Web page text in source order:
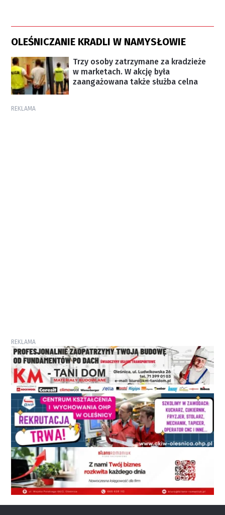
OLEŚNICZANIE KRADLI W NAMYSŁOWIE
Trzy osoby zatrzymane za kradzieże
w marketach. W akcję była
zaangażowana także służba celna
REKLAMA
REKLAMA